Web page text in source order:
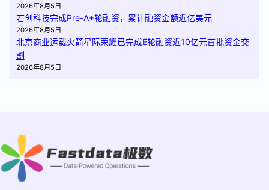
2026年8月5日
若创科技完成Pre-A+轮融资，累计融资金额近亿美元
2026年8月5日
北京商业运载火箭星际荣耀已完成E轮融资近10亿元首批资金交
割
2026年8月5日